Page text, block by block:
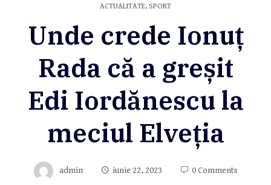
ACTUALITATE, SPORT
Unde crede Ionuț
Rada că a greșit
Edi Iordănescu la
meciul Elveția
admin iunie 22, 2023 0 Comments